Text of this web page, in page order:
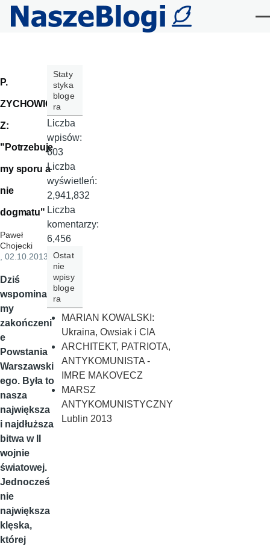
Przejdź do treści
P.
ZYCHOWIC
Z:
"Potrzebuje
my sporu a
nie
dogmatu"
Paweł
Chojecki
, 02.10.2013
Dziś
wspomina
my
zakończeni
e
Powstania
Warszawski
ego. Była to
nasza
największa
i najdłuższa
bitwa w II
wojnie
światowej.
Jednocześ
nie
największa
klęska,
której
Staty
styka
bloge
ra
Liczba
wpisów:
603
Liczba
wyświetleń:
2,941,832
Liczba
komentarzy:
6,456
Ostat
nie
wpisy
bloge
ra
MARIAN KOWALSKI:
Ukraina, Owsiak i CIA
ARCHITEKT, PATRIOTA,
ANTYKOMUNISTA -
IMRE MAKOVECZ
MARSZ
ANTYKOMUNISTYCZNY
Lublin 2013